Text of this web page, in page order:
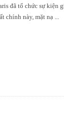
đã tổ chức sự kiện
chính này, mặt nạ ...